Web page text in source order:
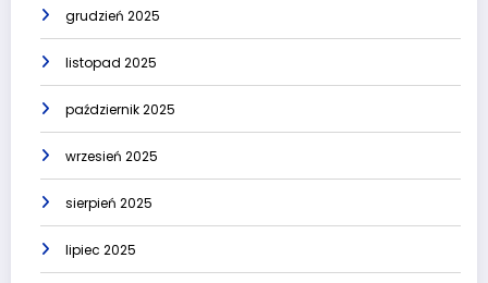
grudzień 2025
listopad 2025
październik 2025
wrzesień 2025
sierpień 2025
lipiec 2025